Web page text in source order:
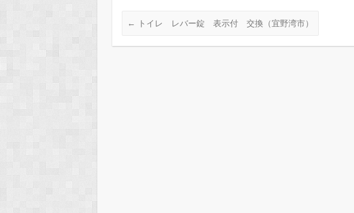
← トイレ レバー錠 表示付 交換（宜野湾市）